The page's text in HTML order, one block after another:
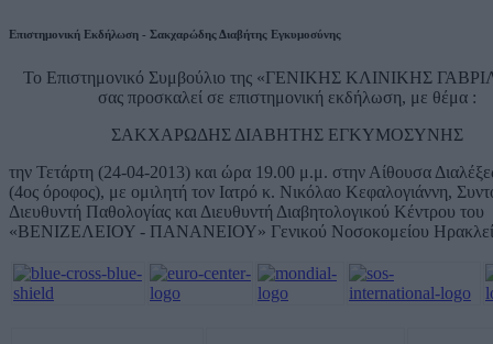
Επιστημονική Εκδήλωση - Σακχαρώδης Διαβήτης Εγκυμοσύνης
Το Επιστημονικό Συμβούλιο της «ΓΕΝΙΚΗΣ ΚΛΙΝΙΚΗΣ
σας προσκαλεί σε επιστημονική εκδήλωση, με θέμα :
ΣΑΚΧΑΡΩΔΗΣ ΔΙΑΒΗΤΗΣ ΕΓΚΥΜΟΣΥΝΗΣ
την Τετάρτη (24-04-2013) και ώρα 19.00 μ.μ. στην Αίθουσα
(4ος όροφος), με ομιλητή τον Ιατρό κ. Νικόλαο Κεφαλογιάννη,
Διευθυντή Παθολογίας και Διευθυντή Διαβητολογικού Κέντρου του
«ΒΕΝΙΖΕΛΕΙΟΥ - ΠΑΝΑΝΕΙΟΥ» Γενικού Νοσοκομείου